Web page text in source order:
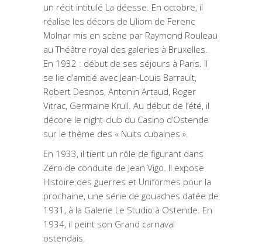
un récit intitulé La déesse. En octobre, il
réalise les décors de Liliom de Ferenc
Molnar mis en scène par Raymond Rouleau
au Théâtre royal des galeries à Bruxelles.
En 1932 : début de ses séjours à Paris. Il
se lie d’amitié avec Jean-Louis Barrault,
Robert Desnos, Antonin Artaud, Roger
Vitrac, Germaine Krull. Au début de l’été, il
décore le night-club du Casino d’Ostende
sur le thème des « Nuits cubaines ».
En 1933, il tient un rôle de figurant dans
Zéro de conduite de Jean Vigo. Il expose
Histoire des guerres et Uniformes pour la
prochaine, une série de gouaches datée de
1931, à la Galerie Le Studio à Ostende. En
1934, il peint son Grand carnaval
ostendais.